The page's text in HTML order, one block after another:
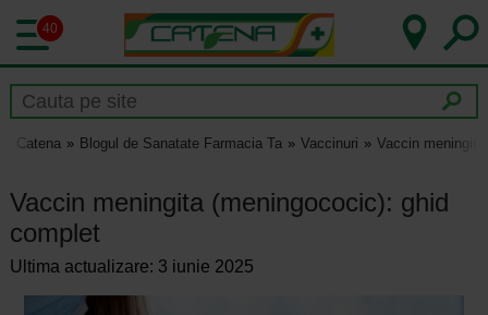
40
Catena Blogul de Sanatate Farmacia Ta Vaccinuri Vaccin
Vaccin meningita (meningococic): ghid
complet
Ultima actualizare: 3 iunie 2025